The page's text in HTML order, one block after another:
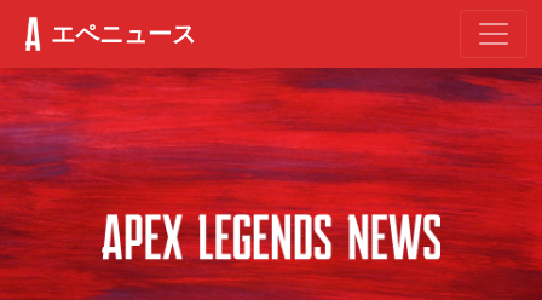
エペニュース